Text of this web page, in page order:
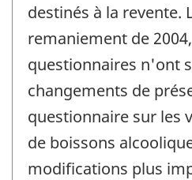
destinés à la revente.
remaniement de
questionnaires n'ont
changements de
questionnaire sur les
de boissons
modifications plus